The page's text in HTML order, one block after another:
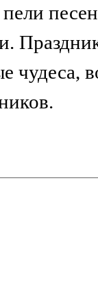
чудеса,